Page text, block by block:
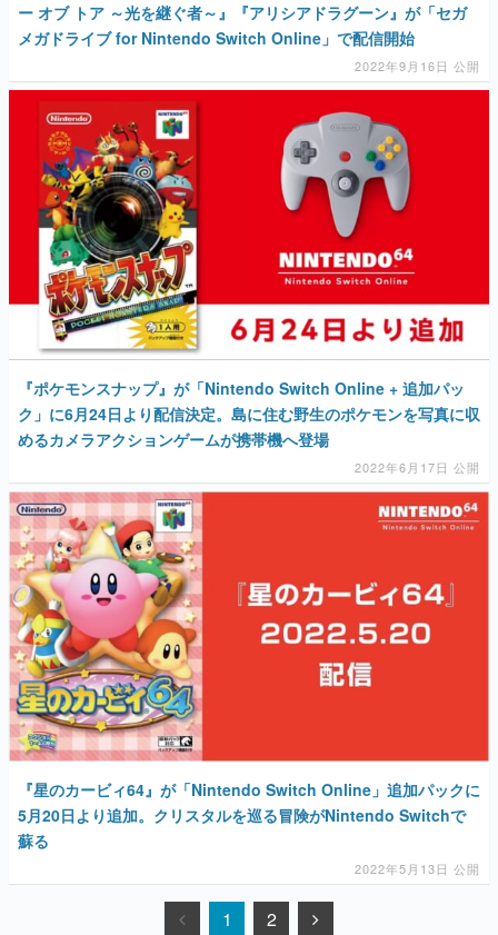
ー オブ トア ～光を継ぐ者～』『アリシアドラグーン』が「セガ
メガドライブ for Nintendo Switch Online」で配信開始
2022年9月16日 公開
『ポケモンスナップ』が「Nintendo Switch Online + 追加パッ
ク」に6月24日より配信決定。島に住む野生のポケモンを写真に収
めるカメラアクションゲームが携帯機へ登場
2022年6月17日 公開
『星のカービィ64』が「Nintendo Switch Online」追加パックに
5月20日より追加。クリスタルを巡る冒険がNintendo Switchで
蘇る
2022年5月13日 公開
1 2